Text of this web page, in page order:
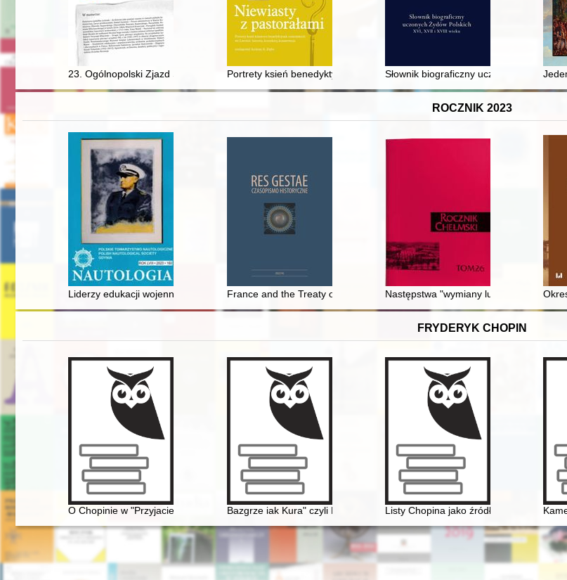
23. Ogólnopolski Zjazd Studentów Archiwistyki. Toruń, 1-3 czerwca 2022 r
Portrety ksień benedyktynek ormiańskich ze Lwowa na tle historii klasztoru
Słownik biograficzny uczonych Żydów
ROCZNIK 2023
Liderzy edukacji wojennomorskiej France and the Treaty of Riga : the problem of guaranteeing the eastern
Następstwa "wymiany ludności" dla
FRYDERYK CHOPIN
O Chopinie w "Przyjacielu Ludu" (1836)Bazgrze iak Kura" czyli Fryderyk Chopin i powstańcy listopadowi w
Listy Chopina jako źródło informacji do